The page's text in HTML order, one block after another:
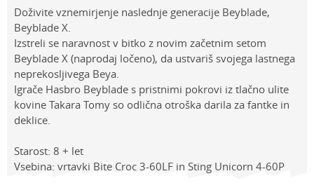
Doživite vznemirjenje naslednje generacije Beyblade,
Beyblade X.
Izstreli se naravnost v bitko z novim začetnim setom
Beyblade X (naprodaj ločeno), da ustvariš svojega lastnega
neprekosljivega Beya.
Igrače Hasbro Beyblade s pristnimi pokrovi iz tlačno ulite
kovine Takara Tomy so odlična otroška darila za fantke in
deklice.
Starost: 8 + let
Vsebina: vrtavki Bite Croc 3-60LF in Sting Unicorn 4-60P